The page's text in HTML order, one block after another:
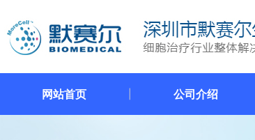
网站首页 公司介绍